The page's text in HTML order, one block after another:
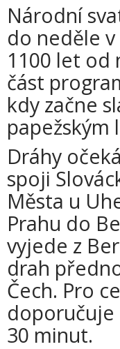
Národní
do neděle
1100 let od
část
kdy začne
papežským
Dráhy
spoji
Města u
Prahu do
vyjede z
drah
Čech. Pro
doporučuje
30 minut.